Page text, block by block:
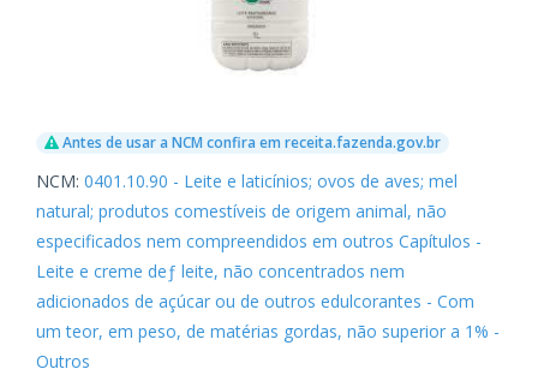
Antes de usar a NCM confira em receita.fazenda.gov.br
NCM: 0401.10.90 - Leite e laticínios; ovos de aves; mel
natural; produtos comestíveis de origem animal, não
especificados nem compreendidos em outros Capítulos -
Leite e creme deƒ leite, não concentrados nem
adicionados de açúcar ou de outros edulcorantes - Com
um teor, em peso, de matérias gordas, não superior a 1% -
Outros